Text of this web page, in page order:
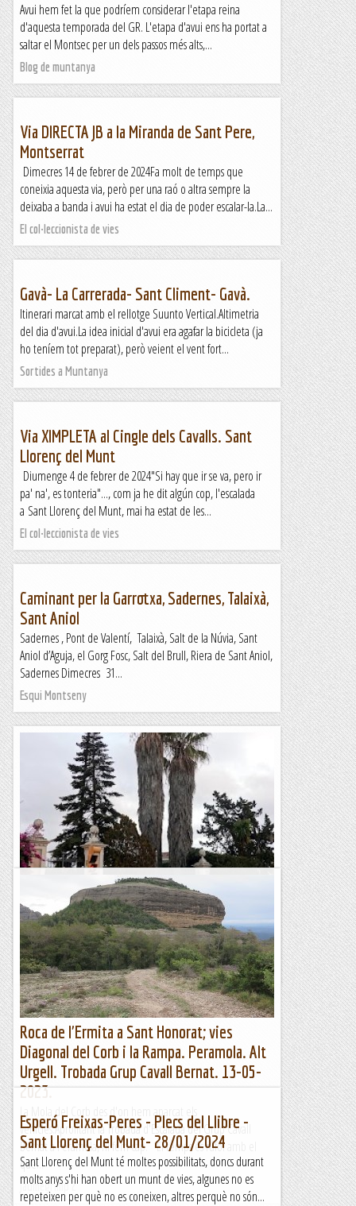
Avui hem fet la que podríem considerar l'etapa reina
d'aquesta temporada del GR. L'etapa d'avui ens ha portat a
saltar el Montsec per un dels passos més alts,...
Blog de muntanya
Via DIRECTA JB a la Miranda de Sant Pere,
Montserrat
Dimecres 14 de febrer de 2024Fa molt de temps que
coneixia aquesta via, però per una raó o altra sempre la
deixaba a banda i avui ha estat el dia de poder escalar-la.La...
El col·leccionista de vies
Gavà- La Carrerada- Sant Climent- Gavà.
Itinerari marcat amb el rellotge Suunto Vertical.Altimetria
del dia d'avui.La idea inicial d'avui era agafar la bicicleta (ja
ho teníem tot preparat), però veient el vent fort...
Sortides a Muntanya
Via XIMPLETA al Cingle dels Cavalls. Sant
Llorenç del Munt
Diumenge 4 de febrer de 2024"Si hay que ir se va, pero ir
pa' na', es tonteria"..., com ja he dit algún cop, l'escalada
a Sant Llorenç del Munt, mai ha estat de les...
El col·leccionista de vies
Caminant per la Garrotxa, Sadernes, Talaixà,
Sant Aniol
Sadernes , Pont de Valentí, Talaixà, Salt de la Núvia, Sant
Aniol d’Aguja, el Gorg Fosc, Salt del Brull, Riera de Sant Aniol,
Sadernes Dimecres 31...
Esqui Montseny
Camí Ral de Sant Boi de Llobregat (289 m)
Dimarts 30 de gener de 2024MatinalHora de sortida: Vuit del
matí. Ubicació: Comarca del Baix Llobregat. Temps
aproximat: 3 h 15 min (6,5 km) Desnivell:...
Maifemcim.cat
Roca de l'Ermita a Sant Honorat; vies
Diagonal del Corb i la Rampa. Peramola. Alt
Urgell. Trobada Grup Cavall Bernat. 13-05-
2023.
La Mola del Corb des d'on hem aparcat els
vehicles.Aprofitant la Trobada d'Escalada del Grup Cavall
Bernat a Peramola, hi fem cap. El temps és rúfol amb el
que...
Jaumegrimp 2
Esperó Freixas-Peres - Plecs del Llibre -
Sant Llorenç del Munt- 28/01/2024
Sant Llorenç del Munt té moltes possibilitats, doncs durant
molts anys s'hi han obert un munt de vies, algunes no es
repeteixen per què no es coneixen, altres perquè no són...